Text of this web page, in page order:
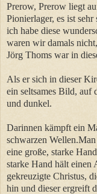
Prerow, Prerow liegt
Pionierlager, es ist
ich habe diese
waren wir damals
Jörg Thoms war in
Als er sich in dieser
ein seltsames Bild, auf
und dunkel.
Darinnen kämpft ein
schwarzen
eine große, starke
starke Hand hält einen
gekreuzigte Christus,
hin und dieser ergreift